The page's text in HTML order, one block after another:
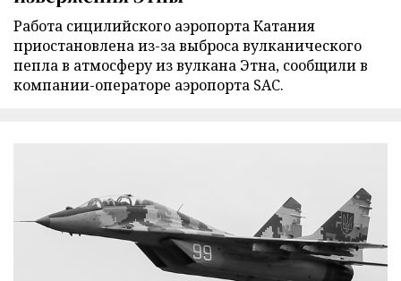
Работа сицилийского аэропорта Катания
приостановлена из-за выброса вулканического
пепла в атмосферу из вулкана Этна, сообщили в
компании-операторе аэропорта SAC.